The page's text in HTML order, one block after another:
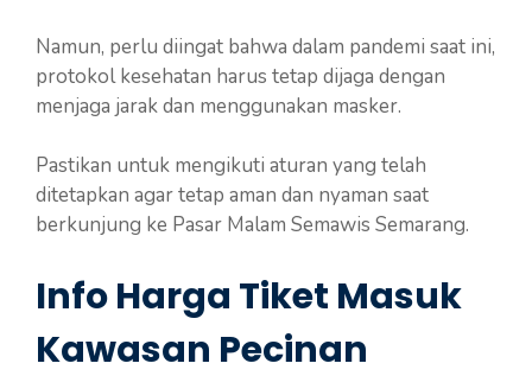
Namun, perlu diingat bahwa dalam pandemi saat ini,
protokol kesehatan harus tetap dijaga dengan
menjaga jarak dan menggunakan masker.
Pastikan untuk mengikuti aturan yang telah
ditetapkan agar tetap aman dan nyaman saat
berkunjung ke Pasar Malam Semawis Semarang.
Info Harga Tiket Masuk
Kawasan Pecinan